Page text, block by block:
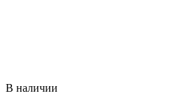
В наличии